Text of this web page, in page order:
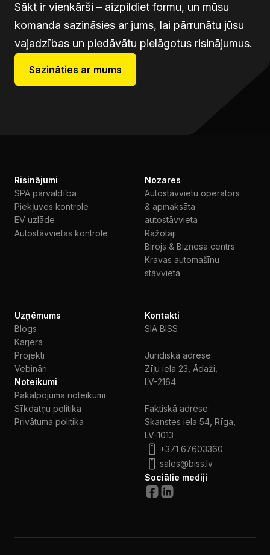
Sākt ir vienkārši – aizpildiet formu, un mūsu
komanda sazināsies ar jums, lai pārrunātu jūsu
vajadzības un piedāvātu pielāgotus risinājumus.
Sazināties ar mums
Risinājumi
SPA pārvaldība
Piekļuves kontrole
EV uzlāde
Autostāvvietas kontrole
Nozares
Autostāvvietu operators
& apmaksāta
autostāvvieta
Ražotāji
Birojs & Biznesa centrs
Kravas automašīnu
stāvvieta
Uzņēmums
Blogs
Karjera
Projekti
Vebināri
Noteikumi
Pakalpojuma noteikumi
Sīkdatņu politika
Privātuma politika
Kontakti
SIA BISS
Juridiskā adrese:
Zīļu iela 23, Ādaži,
LV-2164
Faktiskā adrese:
Skanstes iela 54, Rīga,
LV-1013
+371 67603360
sales@biss.lv
Sociālie mediji